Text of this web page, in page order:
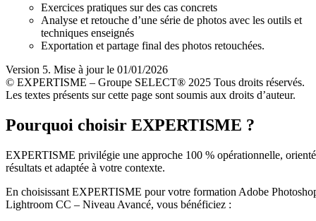
Exercices pratiques sur des cas concrets
Analyse et retouche d’une série de photos avec les outils et
techniques enseignés
Exportation et partage final des photos retouchées.
Version 5. Mise à jour le 01/01/2026
© EXPERTISME – Groupe SELECT® 2025 Tous droits réservés.
Les textes présents sur cette page sont soumis aux droits d’auteur.
Pourquoi choisir EXPERTISME ?
EXPERTISME privilégie une approche 100 % opérationnelle,
résultats et adaptée à votre contexte.
En choisissant EXPERTISME pour votre formation Adobe
Lightroom CC – Niveau Avancé, vous bénéficiez :